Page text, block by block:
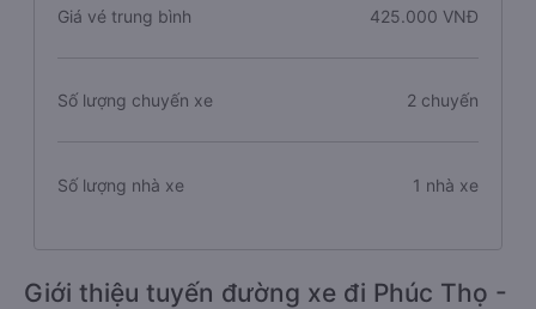
Giá vé trung bình 425.000 VNĐ
Số lượng chuyến xe 2 chuyến
Số lượng nhà xe 1 nhà xe
Giới thiệu tuyến đường xe đi Phúc Thọ -